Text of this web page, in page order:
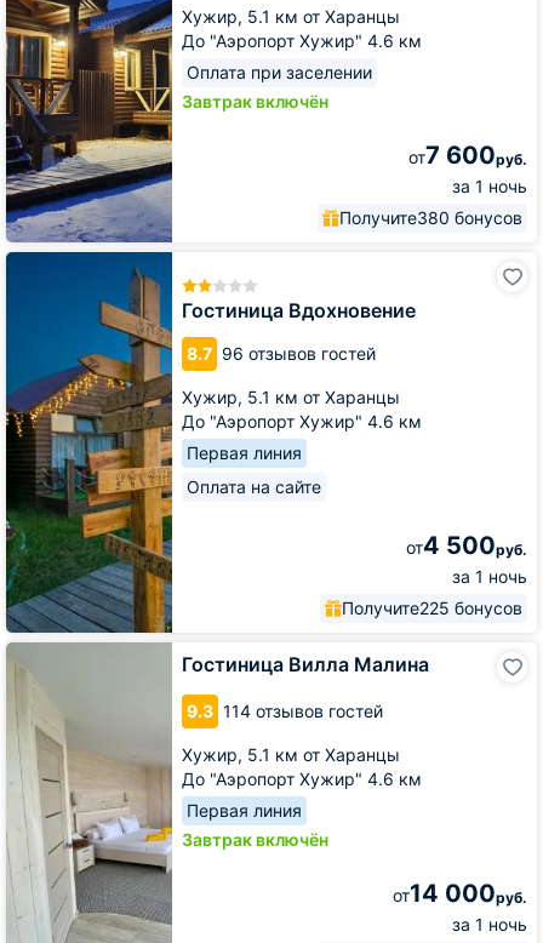
Хужир, 5.1 км от Харанцы
До "Аэропорт Хужир" 4.6 км
Оплата при заселении
Завтрак включён
от7 600руб.
за 1 ночь
Получите380 бонусов
Гостиница Вдохновение
8.7 96 отзывов гостей
Хужир, 5.1 км от Харанцы
До "Аэропорт Хужир" 4.6 км
Первая линия
Оплата на сайте
от4 500руб.
за 1 ночь
Получите225 бонусов
Гостиница
Гостиница Вилла Малина
9.3 114 отзывов гостей
Хужир, 5.1 км от Харанцы
До "Аэропорт Хужир" 4.6 км
Первая линия
Завтрак включён
от14 000руб.
за 1 ночь
Гостиница
Вилла